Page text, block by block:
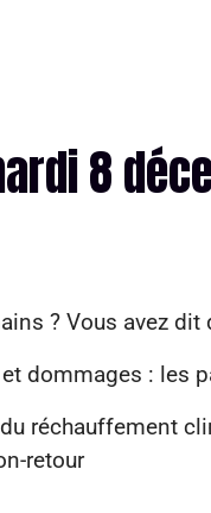
8
? Vous avez
dommages : les
réchauffement
retour